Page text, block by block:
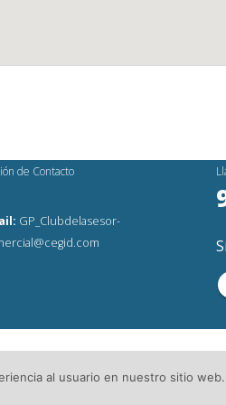
de Contacto
GP_Clubdelasesor-
al usuario en nuestro sitio